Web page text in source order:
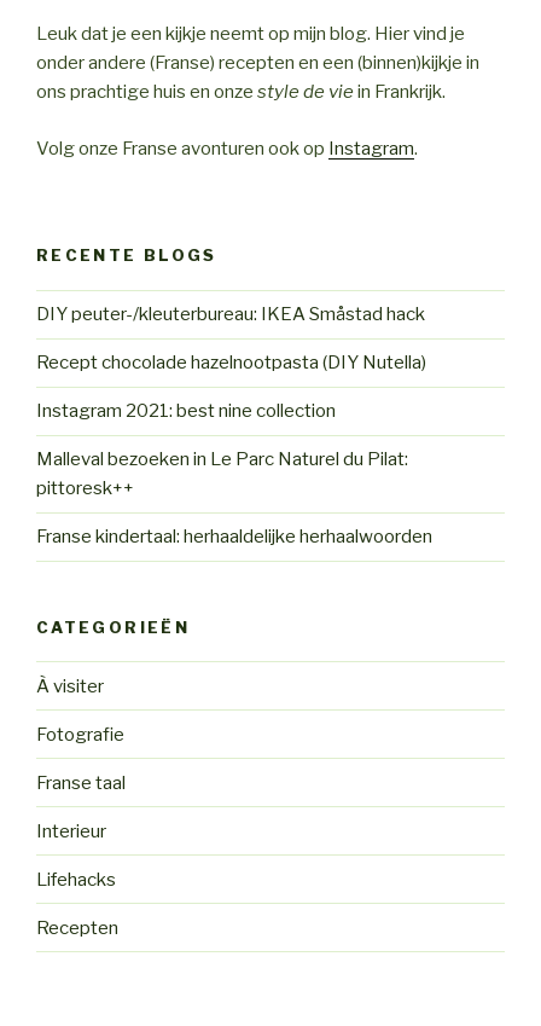
Leuk dat je een kijkje neemt op mijn blog. Hier vind je
onder andere (Franse) recepten en een (binnen)kijkje in
ons prachtige huis en onze style de viein Frankrijk.
Volg onze Franse avonturen ook op Instagram.
RECENTE BLOGS
DIY peuter-/kleuterbureau: IKEA Småstad hack
Recept chocolade hazelnootpasta (DIY Nutella)
Instagram 2021: best nine collection
Malleval bezoeken in Le Parc Naturel du Pilat:
pittoresk++
Franse kindertaal: herhaaldelijke herhaalwoorden
CATEGORIEËN
À visiter
Fotografie
Franse taal
Interieur
Lifehacks
Recepten